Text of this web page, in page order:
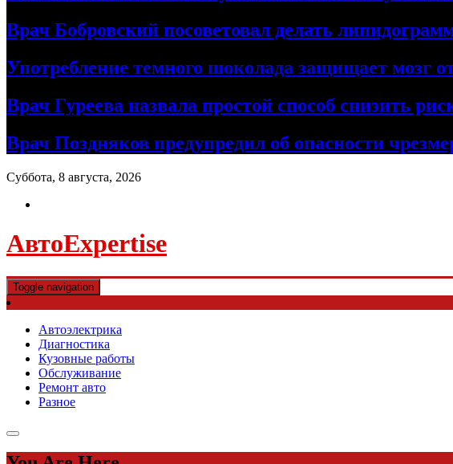
Врач Бобровский посоветовал делать
Употребление темного шоколада защищает мозг
Врач Гуреева назвала простой способ снизить
Врач Поздняков предупредил об опасности
Суббота, 8 августа, 2026
АвтоExpertise
Toggle navigation
Автоэлектрика
Диагностика
Кузовные работы
Обслуживание
Ремонт авто
Разное